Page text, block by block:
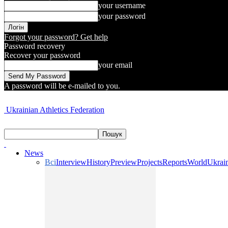
your username
your password
Forgot your password? Get help
Password recovery
Recover your password
your email
A password will be e-mailed to you.
Ukrainian Athletics Federation
News
ВсіInterviewHistoryPreviewProjectsReportsWorld